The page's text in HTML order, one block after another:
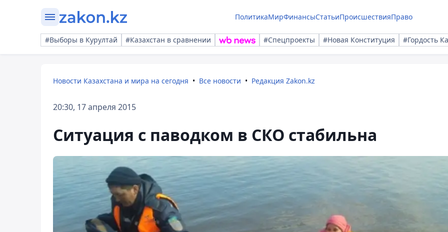
ПолитикаМирФинансыСтатьиПроисшествияПраво
#Выборы в Курултай #Казахстан в сравнении #Спецпроекты #Новая Конституция #Гордость
Новости Казахстана и мира на сегодня Все новости Редакция Zakon.kz
20:30, 17 апреля 2015
Ситуация с паводком в СКО стабильна